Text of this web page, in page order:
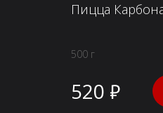
Пицца
500 г
520 ₽